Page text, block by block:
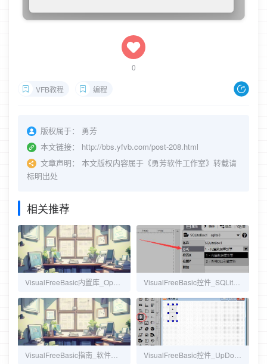
0
VFB教程 编程
版权属于：
勇芳
本文链接：
http://bbs.yfvb.com/post-208.html
文章声明：
本文版权内容属于《勇芳软件工作室》转载请
标明出处
相关推荐